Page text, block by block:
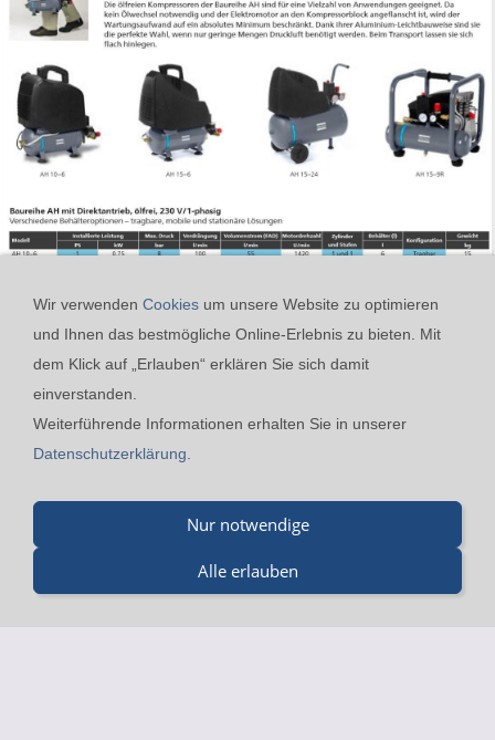
24h-Notfall-Hotline Cookies
Widerrufsrecht
Impressum
Merz GmbH Drucklufttechnik - Beinheimer Straße 19 - 76437
drucklufttechnik.de
Wir verwenden Cookies um unsere Website zu optimieren
und Ihnen das bestmögliche Online-Erlebnis zu bieten. Mit
dem Klick auf „Erlauben“ erklären Sie sich damit
einverstanden.
Weiterführende Informationen erhalten Sie in unserer
Datenschutzerklärung
Nur notwendige
Alle erlauben